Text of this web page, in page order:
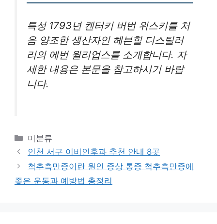
특성 1793년 켄터키 버번 위스키를 처
음 양조한 생산자인 헤븐힐 디스틸러
리의 에번 윌리업스를 소개합니다. 자
세한 내용은 본문을 참고하시기 바랍
니다.
카
테
고
리
미분류
인천 서구 이비인후과 추천 안내 8곳
척추측만증이란 원인 증상 통증 척추측만증에
좋은 운동과 예방법 총정리